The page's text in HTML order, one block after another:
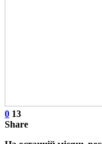
0 13
Share